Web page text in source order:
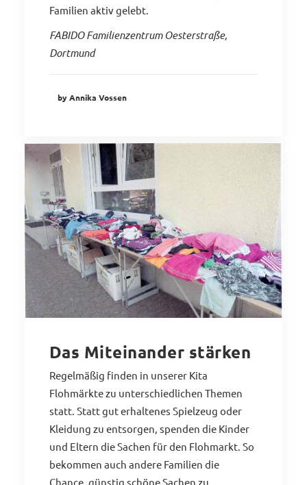
Familien aktiv gelebt.
FABIDO Familienzentrum Oesterstraße,
Dortmund
by Annika Vossen
Das Miteinander stärken
Regelmäßig finden in unserer Kita
Flohmärkte zu unterschiedlichen Themen
statt. Statt gut erhaltenes Spielzeug oder
Kleidung zu entsorgen, spenden die Kinder
und Eltern die Sachen für den Flohmarkt. So
bekommen auch andere Familien die
Chance, günstig schöne Sachen zu